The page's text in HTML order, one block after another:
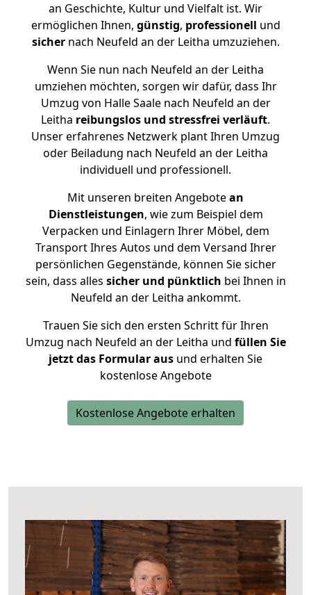
an Geschichte, Kultur und Vielfalt ist. Wir
ermöglichen Ihnen, günstig, professionell und
sichernach Neufeld an der Leitha umzuziehen.
Wenn Sie nun nach Neufeld an der Leitha
umziehen möchten, sorgen wir dafür, dass Ihr
Umzug von Halle Saale nach Neufeld an der
Leitha reibungslos und stressfrei verläuft.
Unser erfahrenes Netzwerk plant Ihren Umzug
oder Beiladung nach Neufeld an der Leitha
individuell und professionell.
Mit unseren breiten Angebotean
Dienstleistungen, wie zum Beispiel dem
Verpacken und Einlagern Ihrer Möbel, dem
Transport Ihres Autos und dem Versand Ihrer
persönlichen Gegenstände, können Sie sicher
sein, dass alles sicher und pünktlich bei Ihnen in
Neufeld an der Leitha ankommt.
Trauen Sie sich den ersten Schritt für Ihren
Umzug nach Neufeld an der Leitha und füllen Sie
jetzt das Formular aus und erhalten Sie
kostenlose Angebote
Kostenlose Angebote erhalten